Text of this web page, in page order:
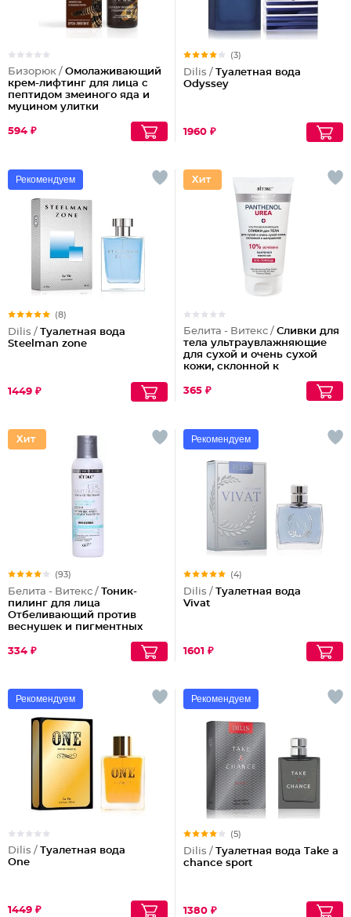
Бизорюк / Омолаживающий
крем-лифтинг для лица с
пептидом змеиного яда и
муцином улитки
594 ₽
(3)
Dilis / Туалетная вода
Odyssey
1960 ₽
Рекомендуем
(8)
Dilis / Туалетная вода
Steelman zone
1449 ₽
Белита - Витекс / Сливки для
тела ультраувлажняющие
для сухой и очень сухой
кожи, склонной к
Panthenol Urea
365 ₽
(93)
Белита - Витекс / Тоник-
пилинг для лица
Отбеливающий против
веснушек и пигментных
334 ₽
Рекомендуем
(4)
Dilis / Туалетная вода
Vivat
1601 ₽
Рекомендуем
Dilis / Туалетная вода
One
1449 ₽
Рекомендуем
(5)
Dilis / Туалетная вода Take a
chance sport
1380 ₽